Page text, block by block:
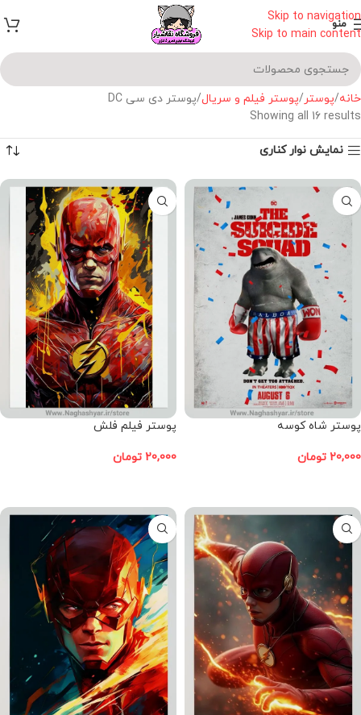
Skip to navigation
Skip to main content
منو
خانه پوستر پوستر فیلم و سریال پوستر دی سی DC
Showing all 16 results
نمایش نوار کناری
پوستر شاه کوسه
20,000 تومان
پوستر فیلم فلش
20,000 تومان